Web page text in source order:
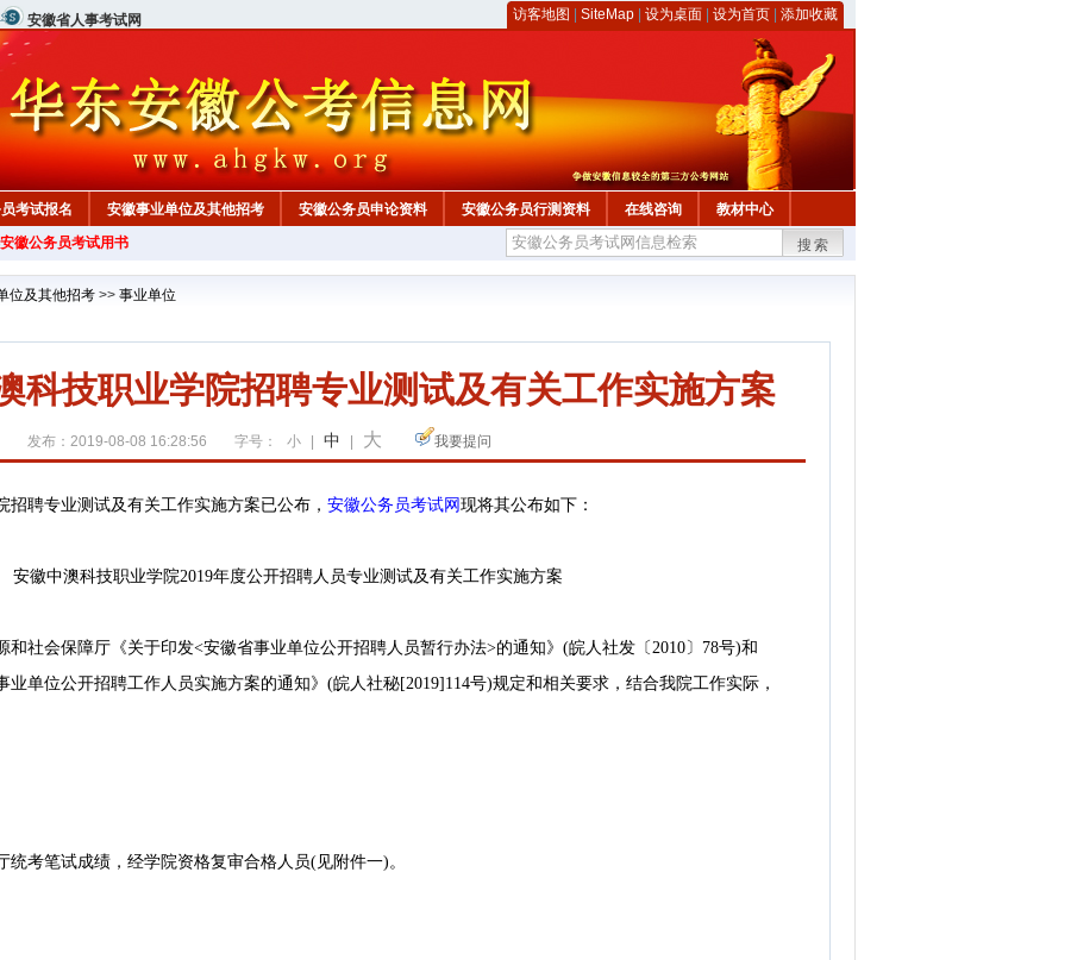
安徽省人事考试网 访客地图 SiteMap 设为桌面 设为首页 添加收藏
考试报名 安徽事业单位及其他招考 安徽公务员申论资料 安徽公务员行测资料 在线咨询
教材中心
徽公务员考试用书 搜索
位及其他招考 >> 事业单位
科技职业学院招聘专业测试及有关工作实施方案
发布：2019-08-08 16:28:56 字号： 小 中 大 我要提问
聘专业测试及有关工作实施方案已公布， 安徽公务员考试网现将其公布如下：
徽中澳科技职业学院2019年度公开招聘人员专业测试及有关工作实施方案
会保障厅《关于印发<安徽省事业单位公开招聘人员暂行办法>的通知》(皖人社发〔2010〕78号)和
业单位公开招聘工作人员实施方案的通知》(皖人社秘[2019]114号)规定和相关要求，结合我院工作实际，
考笔试成绩，经学院资格复审合格人员(见附件一)。